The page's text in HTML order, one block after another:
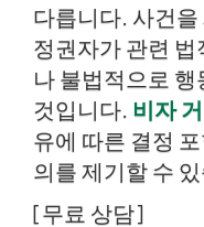
다릅니다. 사건
정권자가 관련 법
나 불법적으로
것입니다. 비자
유에 따른 결정
의를 제기할 수
[무료 상담]